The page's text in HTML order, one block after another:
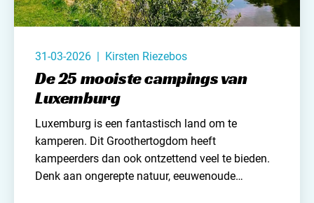
31-03-2026 | Kirsten Riezebos
De 25 mooiste campings van
Luxemburg
Luxemburg is een fantastisch land om te
kamperen. Dit Groothertogdom heeft
kampeerders dan ook ontzettend veel te bieden.
Denk aan ongerepte natuur, eeuwenoude